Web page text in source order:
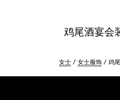
鸡尾酒宴会
女士 女士服饰 鸡